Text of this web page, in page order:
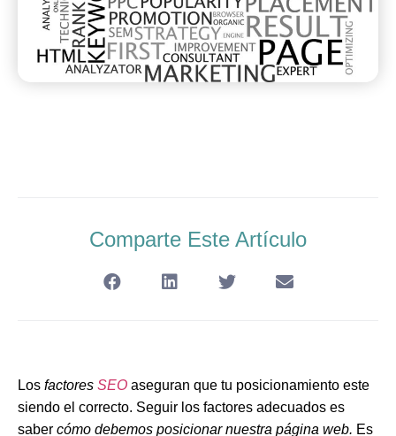
Comparte Este Artículo
Los factores SEO aseguran que tu posicionamiento este
siendo el correcto. Seguir los factores adecuados es
saber cómo debemos posicionar nuestra página web. Es